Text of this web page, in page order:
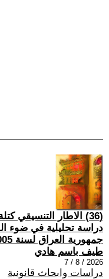
(36) الاطار التنسيقي
جمهورية العراق لسنة 2005
طيف باسم هادي
2026 / 8 / 7
دراسات وابحاث قانونية